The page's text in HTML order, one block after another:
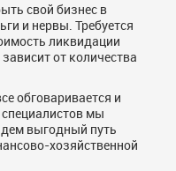
свой бизнес в
и нервы. Требуется
ликвидации
от количества
обговаривается и
мы
выгодный путь
хозяйственной